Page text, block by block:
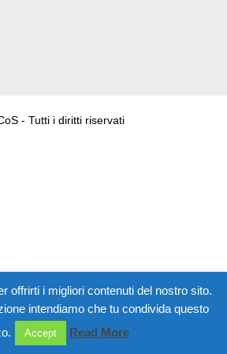
offrirti i migliori contenuti del nostro sito.
intendiamo che tu condivida questo
Accept Read More
- Tutti i diritti riservati